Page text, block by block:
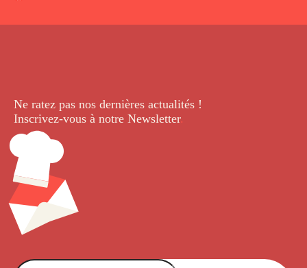
Ne ratez pas nos dernières actualités !
Inscrivez-vous à notre Newsletter.